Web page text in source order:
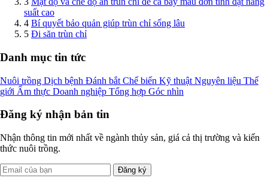
suất cao
4 Bí quyết bảo quản giúp trùn chỉ sống lâu
5 Đi săn trùn chỉ
Danh mục tin tức
Nuôi trồng Dịch bệnh Đánh bắt Chế biến Kỹ thuật Nguyên liệu Thế
giới Ẩm thực Doanh nghiệp Tổng hợp Góc nhìn
Đăng ký nhận bản tin
Nhận thông tin mới nhất về ngành thủy sản, giá cả thị trường và kiến
thức nuôi trồng.
Đăng ký